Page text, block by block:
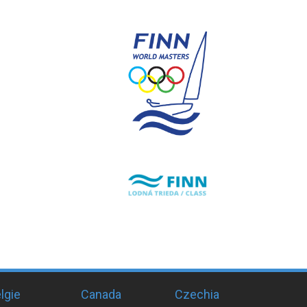
Canada
Czechia